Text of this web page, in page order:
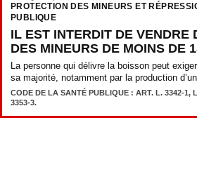
PROTECTION DES MINEURS ET
PUBLIQUE
IL EST INTERDIT DE VENDRE
DES MINEURS DE MOINS DE
La personne qui délivre la boisson peut
sa majorité, notamment par la production
CODE DE LA SANTÉ PUBLIQUE : ART. L. 3342-1,
3353-3.